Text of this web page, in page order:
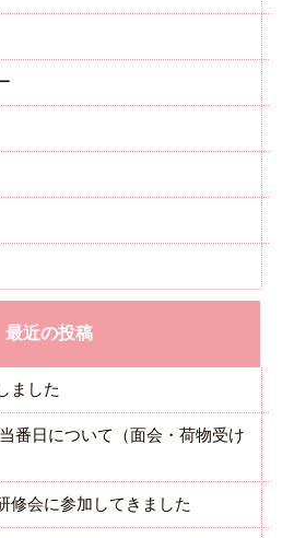
最近の投稿
ました
番日について（面会・荷物受け
修会に参加してきました